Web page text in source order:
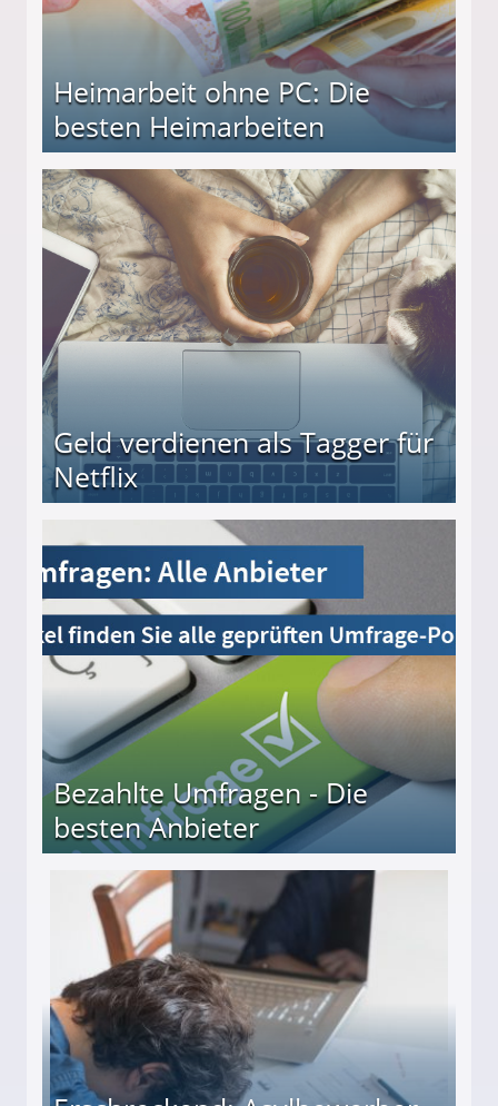
Heimarbeit ohne PC: Die
besten Heimarbeiten
Geld verdienen als Tagger für
Netflix
Bezahlte Umfragen - Die
besten Anbieter